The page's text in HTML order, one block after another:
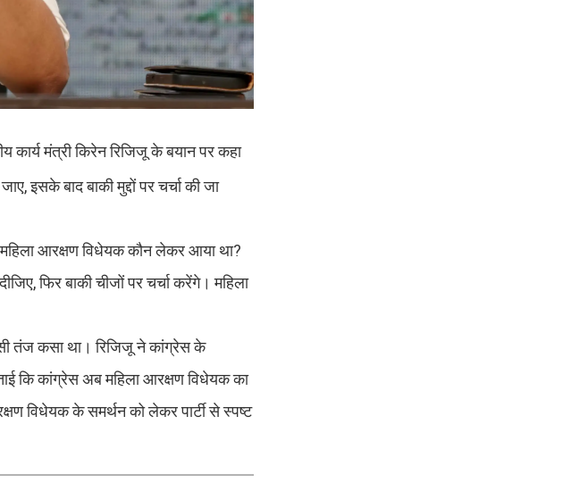
मंत्री किरेन रिजिजू के बयान पर कहा
इसके बाद बाकी मुद्दों पर चर्चा की जा
आरक्षण विधेयक कौन लेकर आया था?
फिर बाकी चीजों पर चर्चा करेंगे। महिला
तंज कसा था। रिजिजू ने कांग्रेस के
कि कांग्रेस अब महिला आरक्षण विधेयक का
विधेयक के समर्थन को लेकर पार्टी से स्पष्ट